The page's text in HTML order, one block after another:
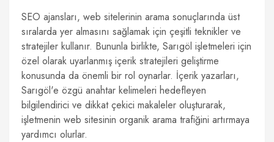
SEO ajansları, web sitelerinin arama sonuçlarında üst
sıralarda yer almasını sağlamak için çeşitli teknikler ve
stratejiler kullanır. Bununla birlikte, Sarıgöl işletmeleri için
özel olarak uyarlanmış içerik stratejileri geliştirme
konusunda da önemli bir rol oynarlar. İçerik yazarları,
Sarıgöl'e özgü anahtar kelimeleri hedefleyen
bilgilendirici ve dikkat çekici makaleler oluşturarak,
işletmenin web sitesinin organik arama trafiğini artırmaya
yardımcı olurlar.